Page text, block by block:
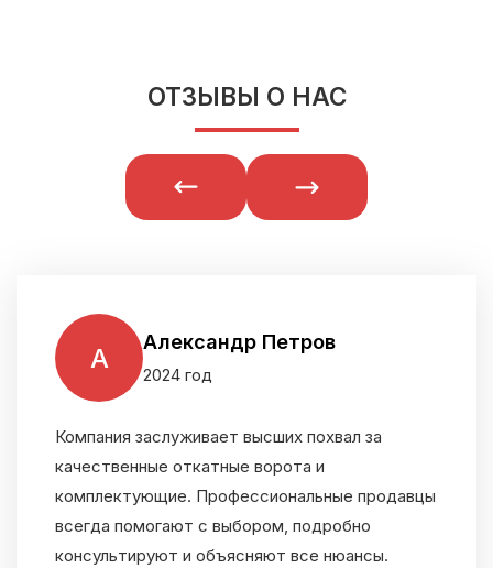
ОТЗЫВЫ О НАС
А
Александр Петров
2024 год
Компания заслуживает высших похвал за
качественные откатные ворота и
комплектующие. Профессиональные продавцы
всегда помогают с выбором, подробно
консультируют и объясняют все нюансы.